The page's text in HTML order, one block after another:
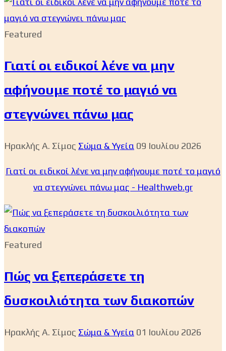
Featured
Γιατί οι ειδικοί λένε να μην
αφήνουμε ποτέ το μαγιό να
στεγνώνει πάνω μας
Ηρακλής Α. Σίμος Σώμα & Υγεία 09 Ιουλίου 2026
Γιατί οι ειδικοί λένε να μην αφήνουμε ποτέ το μαγιό
να στεγνώνει πάνω μας - Healthweb.gr
Featured
Πώς να ξεπεράσετε τη
δυσκοιλιότητα των διακοπών
Ηρακλής Α. Σίμος Σώμα & Υγεία 01 Ιουλίου 2026